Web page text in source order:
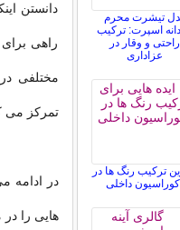
دانستن
راهی
مختلفی
تمرکز می
در ادامه
هایی را
تیشرت محرم
اسپرت: ترکیب
راحتی و وقار در
عزاداری
ترکیب رنگ ها در
داخلی